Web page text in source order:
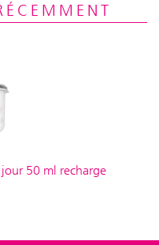
50 ml recharge